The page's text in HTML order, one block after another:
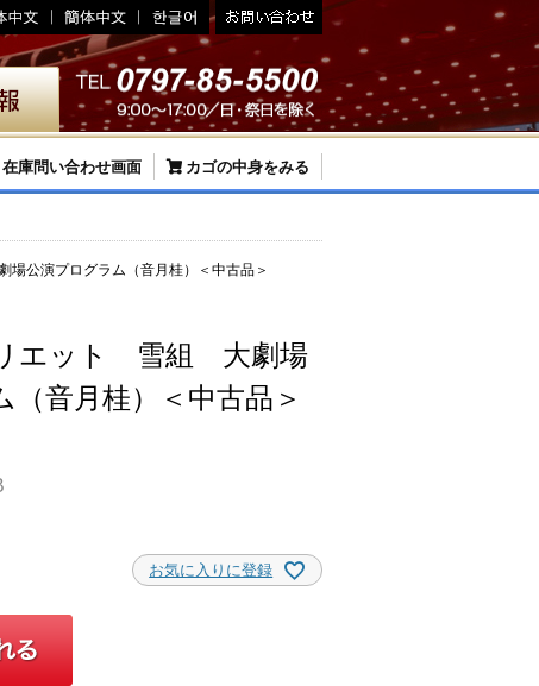
在庫問い合わせ画面 カゴの中身をみる
公演プログラム（音月桂）＜中古品＞
エット 雪組 大劇場
音月桂）＜中古品＞
お気に入りに登録